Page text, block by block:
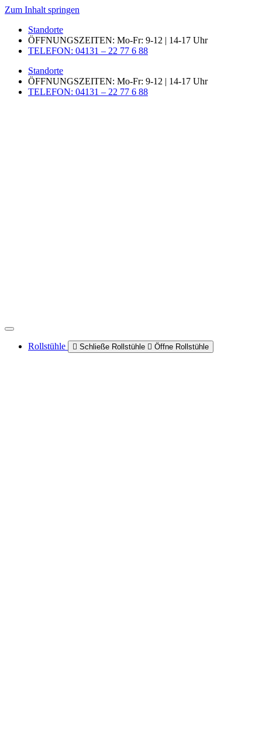
Zum Inhalt springen
Standorte
ÖFFNUNGSZEITEN: Mo-Fr: 9-12 | 14-17 Uhr
TELEFON: 04131 – 22 77 6 88
Standorte
ÖFFNUNGSZEITEN: Mo-Fr: 9-12 | 14-17 Uhr
TELEFON: 04131 – 22 77 6 88
Rollstühle Schließe Rollstühle Öffne Rollstühle